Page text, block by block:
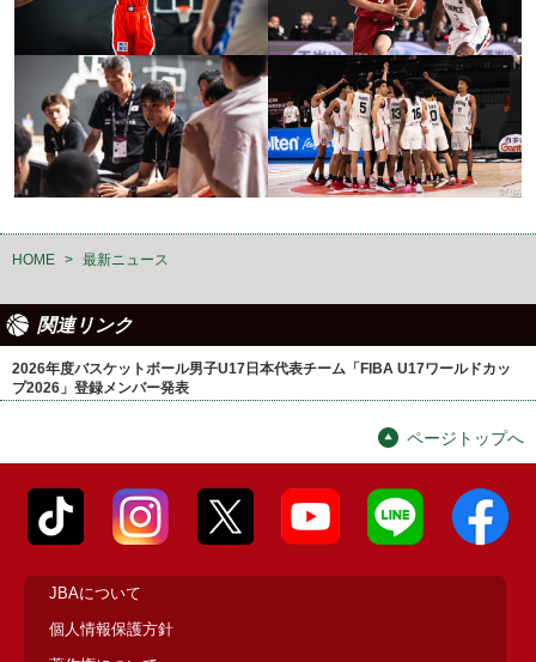
HOME > 最新ニュース
関連リンク
2026年度バスケットボール男子U17日本代表チーム「FIBA U17ワールドカッ
プ2026」登録メンバー発表
ページトップへ
JBAについて
個人情報保護方針